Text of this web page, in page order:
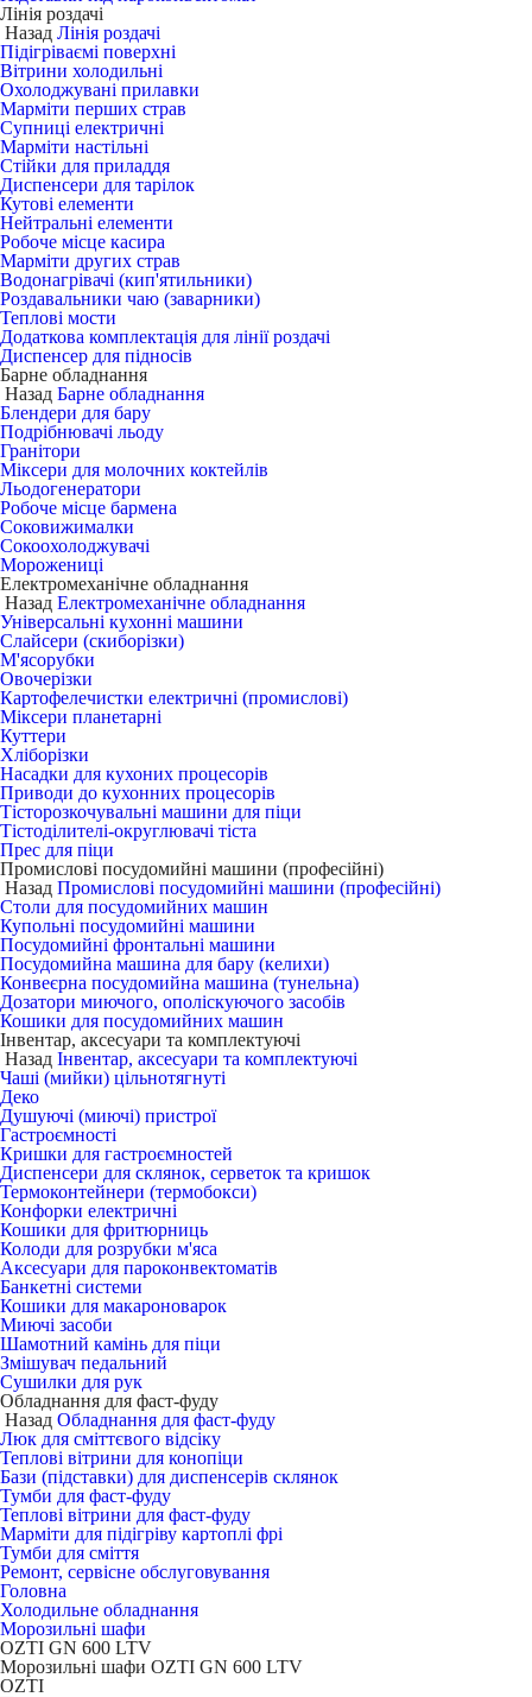
Лінія роздачі
Назад Лінія роздачі
Підігріваємі поверхні
Вітрини холодильні
Охолоджувані прилавки
Марміти перших страв
Супниці електричні
Марміти настільні
Стійки для приладдя
Диспенсери для тарілок
Кутові елементи
Нейтральні елементи
Робоче місце касира
Марміти других страв
Водонагрівачі (кип'ятильники)
Роздавальники чаю (заварники)
Теплові мости
Додаткова комплектація для лінії роздачі
Диспенсер для підносів
Барне обладнання
Назад Барне обладнання
Блендери для бару
Подрібнювачі льоду
Гранітори
Міксери для молочних коктейлів
Льодогенератори
Робоче місце бармена
Соковижималки
Сокоохолоджувачі
Морожениці
Електромеханічне обладнання
Назад Електромеханічне обладнання
Універсальні кухонні машини
Слайсери (скиборізки)
М'ясорубки
Овочерізки
Картофелечистки електричні (промислові)
Міксери планетарні
Куттери
Хліборізки
Насадки для кухоних процесорів
Приводи до кухонних процесорів
Тісторозкочувальні машини для піци
Тістоділителі-округлювачі тіста
Прес для піци
Промислові посудомийні машини (професійні)
Назад Промислові посудомийні машини (професійні)
Столи для посудомийних машин
Купольні посудомийні машини
Посудомийні фронтальні машини
Посудомийна машина для бару (келихи)
Конвеєрна посудомийна машина (тунельна)
Дозатори миючого, ополіскуючого засобів
Кошики для посудомийних машин
Інвентар, аксесуари та комплектуючі
Назад Інвентар, аксесуари та комплектуючі
Чаші (мийки) цільнотягнуті
Деко
Душуючі (миючі) пристрої
Гастроємності
Кришки для гастроємностей
Диспенсери для склянок, серветок та кришок
Термоконтейнери (термобокси)
Конфорки електричні
Кошики для фритюрниць
Колоди для розрубки м'яса
Аксесуари для пароконвектоматів
Банкетні системи
Кошики для макароноварок
Миючі засоби
Шамотний камінь для піци
Змішувач педальний
Сушилки для рук
Обладнання для фаст-фуду
Назад Обладнання для фаст-фуду
Люк для сміттєвого відсіку
Теплові вітрини для конопіци
Бази (підставки) для диспенсерів склянок
Тумби для фаст-фуду
Теплові вітрини для фаст-фуду
Марміти для підігріву картоплі фрі
Тумби для сміття
Ремонт, сервісне обслуговування
Головна
Холодильне обладнання
Морозильні шафи
OZTI GN 600 LTV
Морозильні шафи OZTI GN 600 LTV
OZTI